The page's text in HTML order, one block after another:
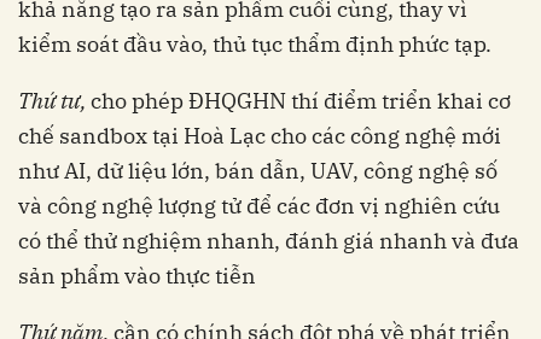
khả năng tạo ra sản phẩm cuối cùng, thay vì
kiểm soát đầu vào, thủ tục thẩm định phức tạp.
Thứ tư, cho phép ĐHQGHN thí điểm triển khai cơ
chế sandbox tại Hoà Lạc cho các công nghệ mới
như AI, dữ liệu lớn, bán dẫn, UAV, công nghệ số
và công nghệ lượng tử để các đơn vị nghiên cứu
có thể thử nghiệm nhanh, đánh giá nhanh và đưa
sản phẩm vào thực tiễn
Thứ năm, cần có chính sách đột phá về phát triển